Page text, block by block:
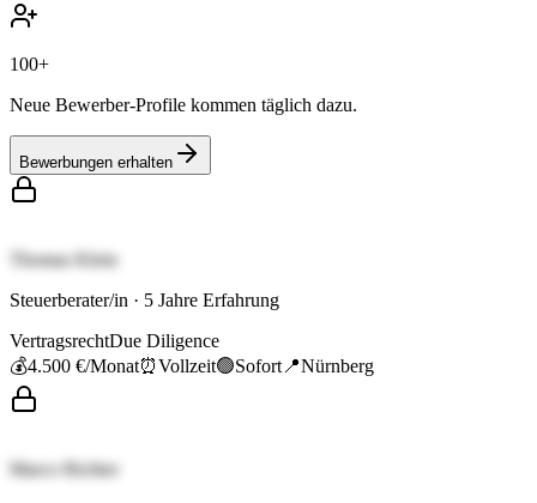
100+
Neue Bewerber-Profile kommen täglich dazu.
Bewerbungen erhalten
Thomas Klein
Steuerberater/in · 5 Jahre Erfahrung
VertragsrechtDue Diligence
💰4.500 €/Monat⏰Vollzeit🟢Sofort 📍Nürnberg
Marco Richter